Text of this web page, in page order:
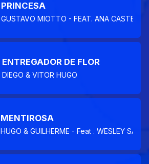
PRINCESA
GUSTAVO MIOTTO - FEAT. ANA CASTELA
ENTREGADOR DE FLOR
DIEGO & VITOR HUGO
MENTIROSA
HUGO & GUILHERME - Feat . WESLEY